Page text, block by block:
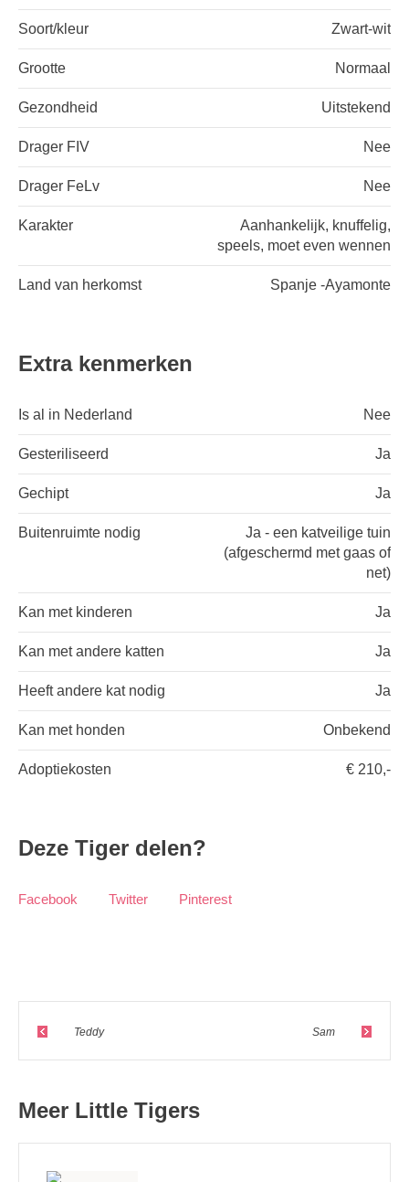
Soort/kleur Zwart-wit
Grootte Normaal
Gezondheid Uitstekend
Drager FIV Nee
Drager FeLv Nee
Karakter
Aanhankelijk, knuffelig,
speels, moet even wennen
Land van herkomst Spanje -Ayamonte
Extra kenmerken
Is al in Nederland Nee
Gesteriliseerd Ja
Gechipt Ja
Buitenruimte nodig
Ja - een katveilige tuin
(afgeschermd met gaas of
net)
Kan met kinderen Ja
Kan met andere katten Ja
Heeft andere kat nodig Ja
Kan met honden Onbekend
Adoptiekosten € 210,-
Deze Tiger delen?
Facebook Twitter Pinterest
Teddy Sam
Meer Little Tigers